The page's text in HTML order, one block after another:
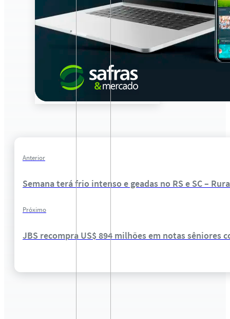
Anterior
Semana terá frio intenso e geadas no RS e SC –
Próximo
JBS recompra US$ 894 milhões em notas sêniores